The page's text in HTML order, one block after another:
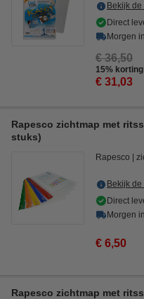
Bekijk
Direct
Morgen
€ 36,50
15% korting
€ 31,03
Rapesco zichtmap met
stuks)
Rapesco
Bekijk
Direct
Morgen
€ 6,50
Rapesco zichtmap met